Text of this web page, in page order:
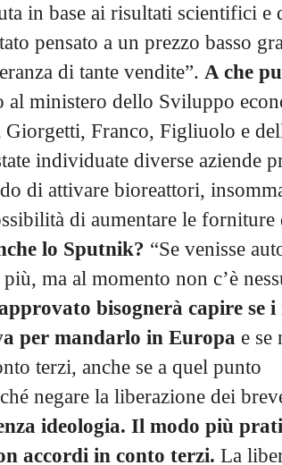
in base ai risultati scientifici e
pensato a un prezzo basso
di tante vendite”. A che
al ministero dello Sviluppo
Franco, Figliuolo e
individuate diverse aziende
di attivare bioreattori,
di aumentare le forniture
lo Sputnik? “Se venisse
ma al momento non c’è
bisognerà capire se i
per mandarlo in Europa e se
terzi, anche se a quel punto
negare la liberazione dei
ideologia. Il modo più
accordi in conto terzi. La